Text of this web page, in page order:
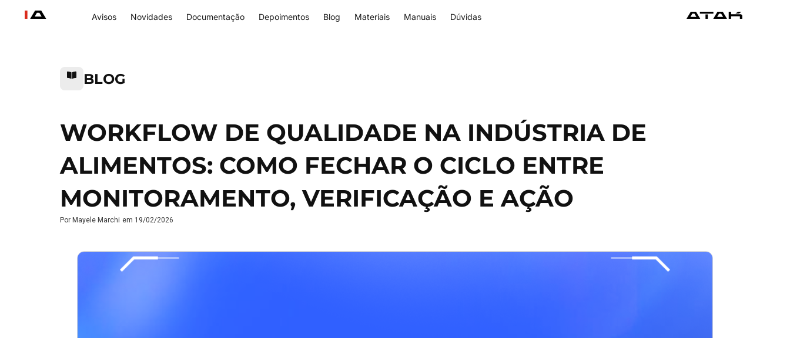
Avisos Novidades Documentação Depoimentos Blog Materiais Manuais Dúvidas
BLOG
WORKFLOW DE QUALIDADE NA INDÚSTRIA DE
ALIMENTOS: COMO FECHAR O CICLO ENTRE
MONITORAMENTO, VERIFICAÇÃO E AÇÃO
Por Mayele Marchi em 19/02/2026